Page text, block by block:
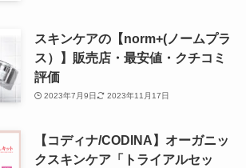
スキンケアの【norm+(ノームプラ
ス）】販売店・最安値・クチコミ
評価
2023年7月9日 2023年11月17日
【コディナ/CODINA】オーガニッ
クスキンケア「トライアルセッ